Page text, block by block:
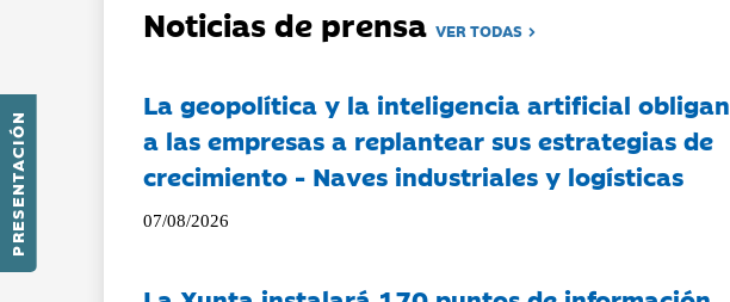
PRESENTACIÓN
Noticias de prensaVER TODAS
La geopolítica y la inteligencia artificial obligan
a las empresas a replantear sus estrategias de
crecimiento - Naves industriales y logísticas
07/08/2026